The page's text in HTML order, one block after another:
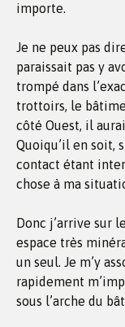
importe.
Je ne peux pas
paraissait pas y
trompé dans
trottoirs, le
côté Ouest, il
Quoiqu’il en soit,
contact étant
chose à ma
Donc j’arrive sur
espace très
un seul. Je m’y
rapidement
sous l’arche du